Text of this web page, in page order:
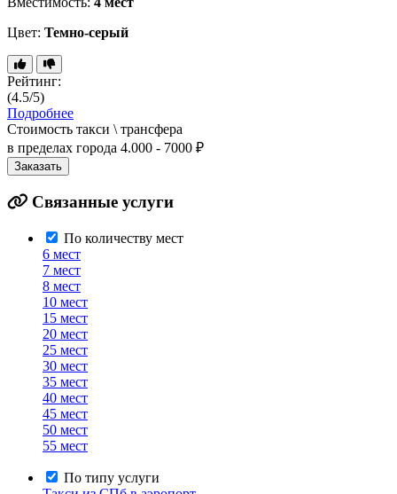
Цвет: Темно-серый
Рейтинг:
(4.5/5)
Подробнее
Стоимость такси \ трансфера
в пределах города 4.000 - 7000 ₽
Заказать
Связанные услуги
По количеству мест
6 мест
7 мест
8 мест
10 мест
15 мест
20 мест
25 мест
30 мест
35 мест
40 мест
45 мест
50 мест
55 мест
По типу услуги